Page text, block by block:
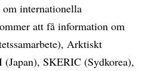
internationella
att få information om
Arktiskt
SKERIC (Sydkorea),